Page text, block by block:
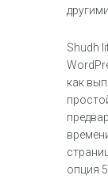
Shudh
как
опция